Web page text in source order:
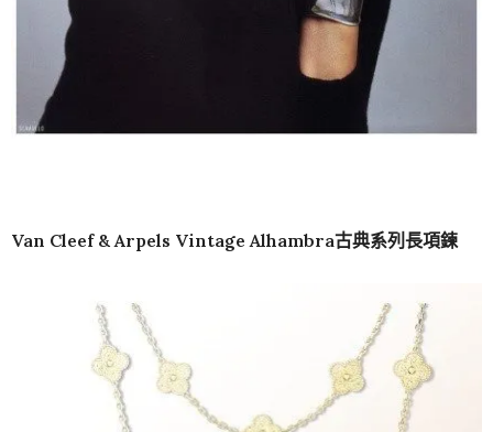
Van Cleef & Arpels Vintage Alhambra古典系列長項鍊